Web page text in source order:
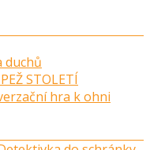
duchů
STOLETÍ
hra k ohni